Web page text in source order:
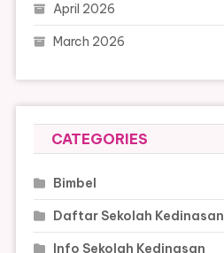
April 2026
March 2026
CATEGORIES
Bimbel
Daftar Sekolah Kedinasan
Info Sekolah Kedinasan